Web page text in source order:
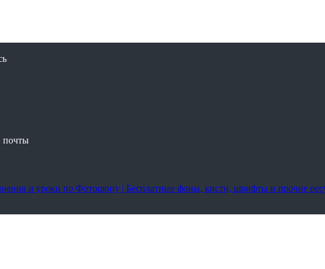
почты
и уроки по Фотошопу | Бесплатные фоны, кисти, шрифты и прочие